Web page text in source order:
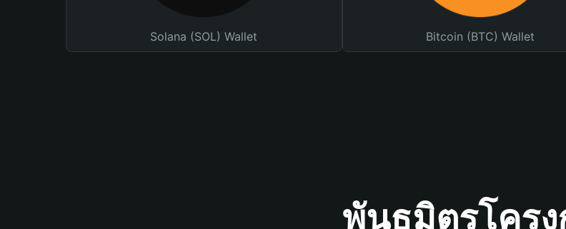
Solana (SOL) Wallet Bitcoin (BTC) Wallet
พันธมิตรโครง